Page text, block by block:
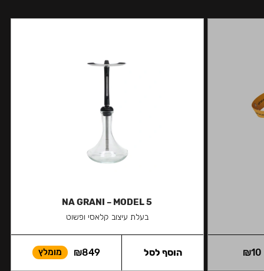
₪10
NA GRANI – MODEL 5
בעלת עיצוב קלאסי ופשוט
₪849 מומלץ הוסף לסל